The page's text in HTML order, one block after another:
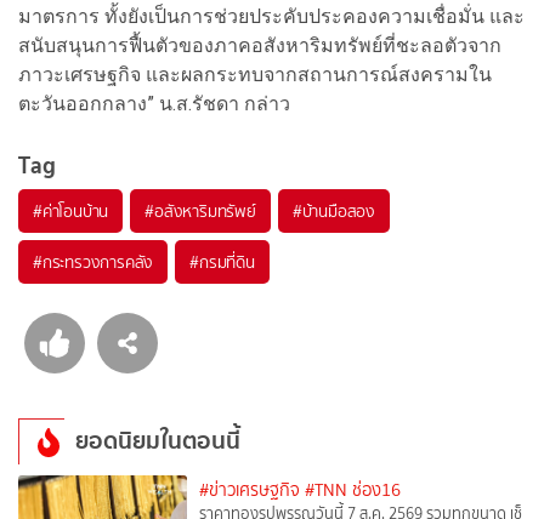
มาตรการ ทั้งยังเป็นการช่วยประคับประคองความเชื่อมั่น และ
สนับสนุนการฟื้นตัวของภาคอสังหาริมทรัพย์ที่ชะลอตัวจาก
ภาวะเศรษฐกิจ และผลกระทบจากสถานการณ์สงครามใน
ตะวันออกกลาง” น.ส.รัชดา กล่าว
Tag
#ค่าโอนบ้าน #อสังหาริมทรัพย์ #บ้านมือสอง
#กระทรวงการคลัง #กรมที่ดิน
ยอดนิยมในตอนนี้
#ข่าวเศรษฐกิจ #TNN ช่อง16
ราคาทองรูปพรรณวันนี้ 7 ส.ค. 2569 รวมทุกขนาด เช็